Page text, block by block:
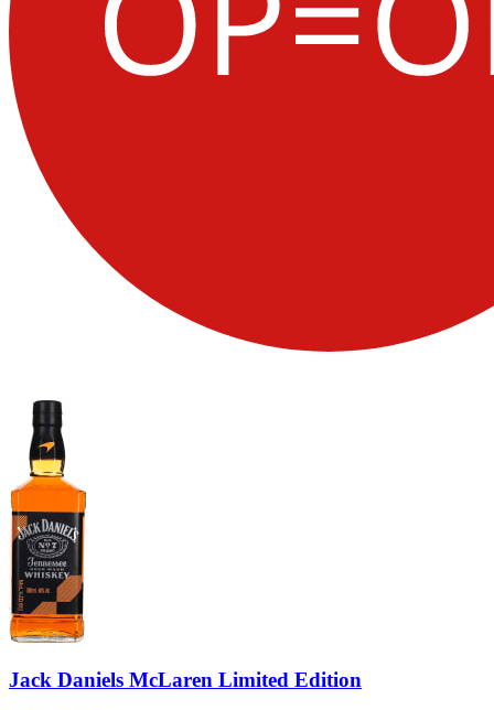
Jack Daniels McLaren Limited Edition